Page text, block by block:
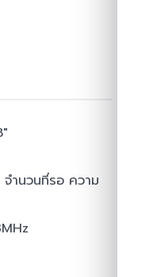
ำนวนที่รอ ความ